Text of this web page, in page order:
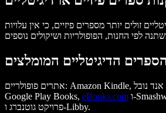
זולים יותר מספרים פיזיים, כי אין עלויות
אתרים פופולריים: Amazon Kindle, ברנס אנד נובל, Kobo, אפל בוקס,
Google Play Books, eBooks.com
פרויקט גוטנברג ו-Libby.